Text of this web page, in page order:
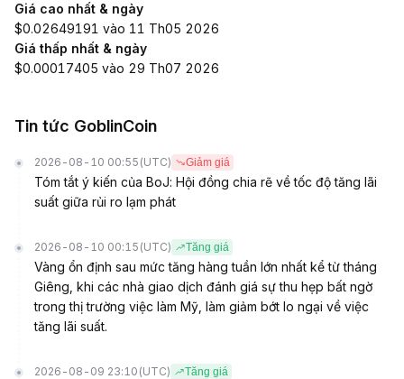
Giá cao nhất & ngày
$0.02649191 vào 11 Th05 2026
Giá thấp nhất & ngày
$0.00017405 vào 29 Th07 2026
Tin tức GoblinCoin
2026-08-10 00:55 (UTC) Giảm giá
Tóm tắt ý kiến của BoJ: Hội đồng chia rẽ về tốc độ tăng lãi
suất giữa rủi ro lạm phát
2026-08-10 00:15 (UTC) Tăng giá
Vàng ổn định sau mức tăng hàng tuần lớn nhất kể từ tháng
Giêng, khi các nhà giao dịch đánh giá sự thu hẹp bất ngờ
trong thị trường việc làm Mỹ, làm giảm bớt lo ngại về việc
tăng lãi suất.
2026-08-09 23:10 (UTC) Tăng giá